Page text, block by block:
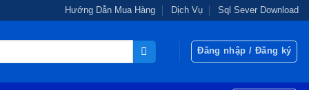
Hướng Dẫn Mua Hàng Dịch Vụ Sql Sever Download
Đăng nhập / Đăng ký